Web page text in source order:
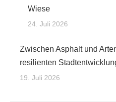
Wiese
24. Juli 2026
Zwischen Asphalt und
resilienten
19. Juli 2026